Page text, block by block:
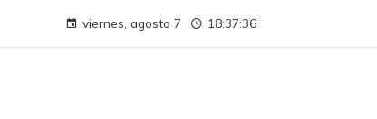
viernes, agosto 7 18:37:37